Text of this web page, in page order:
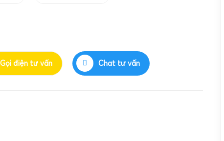
Gọi điện tư vấn Chat tư vấn